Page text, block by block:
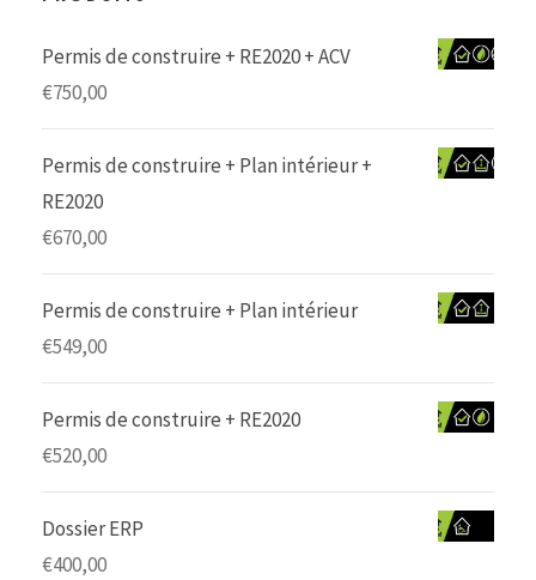
Permis de construire + RE2020 + ACV
€750,00
Permis de construire + Plan intérieur +
RE2020
€670,00
Permis de construire + Plan intérieur
€549,00
Permis de construire + RE2020
€520,00
Dossier ERP
€400,00